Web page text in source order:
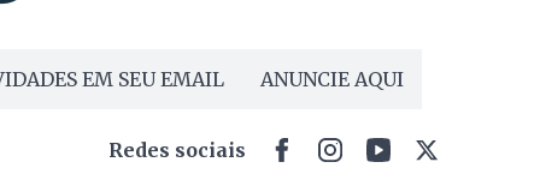
EM SEU EMAIL ANUNCIE AQUI
Redes sociais